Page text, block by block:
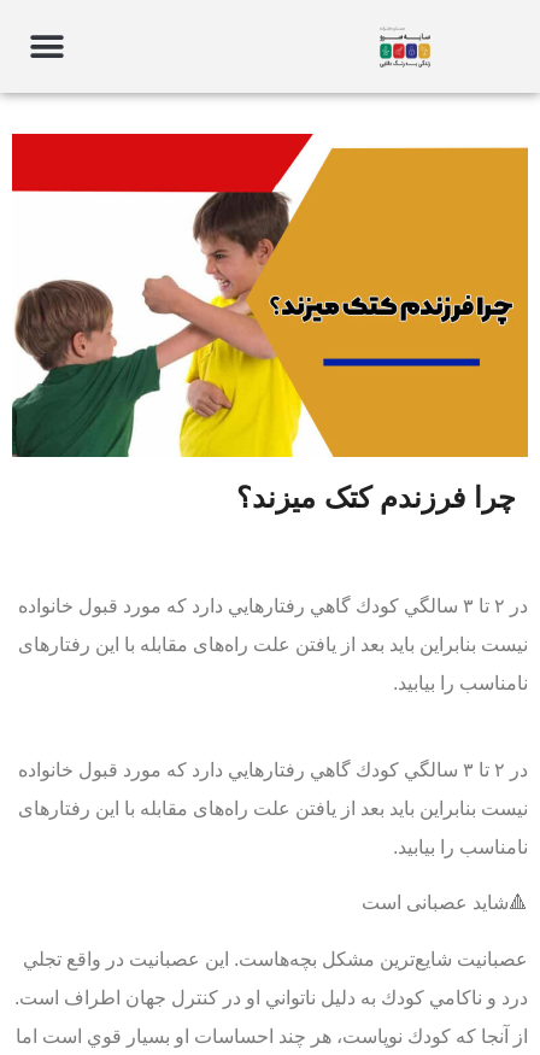
چرا فرزندم کتک میزند؟
در ۲ تا ۳ سالگي كودك گاهي رفتارهايي دارد كه مورد قبول خانواده
نيست بنابراین باید بعد از یافتن علت راه‌های مقابله با این رفتارهای
نامناسب را بیابید.
در ۲ تا ۳ سالگي كودك گاهي رفتارهايي دارد كه مورد قبول خانواده
نيست بنابراین باید بعد از یافتن علت راه‌های مقابله با این رفتارهای
نامناسب را بیابید.
🔺شاید عصبانی است
عصبانيت شايع‌ترين مشكل بچه‌هاست. اين عصبانيت در واقع تجلي
درد و ناكامي كودك به دليل ناتواني او در كنترل جهان اطراف است.
از آنجا كه كودك نوپاست، هر چند احساسات او بسيار قوي است اما